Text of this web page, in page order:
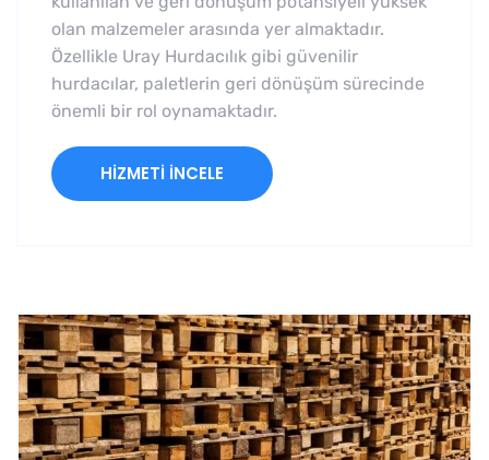
olan malzemeler arasında yer almaktadır.
Özellikle Uray Hurdacılık gibi güvenilir
hurdacılar, paletlerin geri dönüşüm sürecinde
önemli bir rol oynamaktadır.
HIZMETI İNCELE